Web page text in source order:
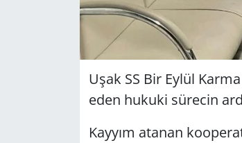
Uşak SS Bir Eylül
eden hukuki sürecin
Kayyım atanan